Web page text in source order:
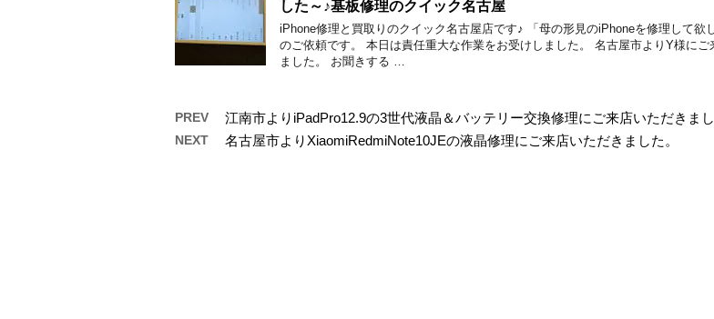
した～♪基板修理のクイック名古屋
iPhone修理と買取りのクイック名古屋店です♪ 「母の形見のiPhoneを修理して欲
のご依頼です。 本日は責任重大な作業をお受けしました。 名古屋市よりY様にご
ました。 お聞きする …
PREV 江南市よりiPadPro12.9の3世代液晶＆バッテリー交換修理にご来店いただきまし
NEXT 名古屋市よりXiaomiRedmiNote10JEの液晶修理にご来店いただきました。